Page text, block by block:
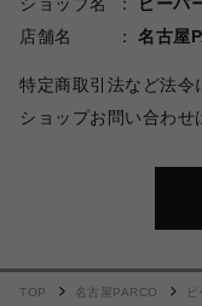
ショップ名
ビーバ
店舗名
名古屋
特定商取引法など法令
ショップお問い合わせ
TOP 名古屋PARCO ビ